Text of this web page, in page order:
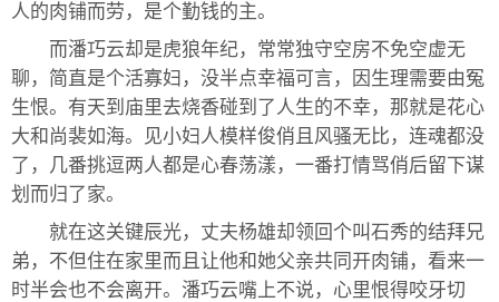
人的肉铺而劳，是个勤钱的主。
而潘巧云却是虎狼年纪，常常独守空房不免空虚无
聊，简直是个活寡妇，没半点幸福可言，因生理需要由冤
生恨。有天到庙里去烧香碰到了人生的不幸，那就是花心
大和尚裴如海。见小妇人模样俊俏且风骚无比，连魂都没
了，几番挑逗两人都是心春荡漾，一番打情骂俏后留下谋
划而归了家。
就在这关键辰光，丈夫杨雄却领回个叫石秀的结拜兄
弟，不但住在家里而且让他和她父亲共同开肉铺，看来一
时半会也不会离开。潘巧云嘴上不说，心里恨得咬牙切